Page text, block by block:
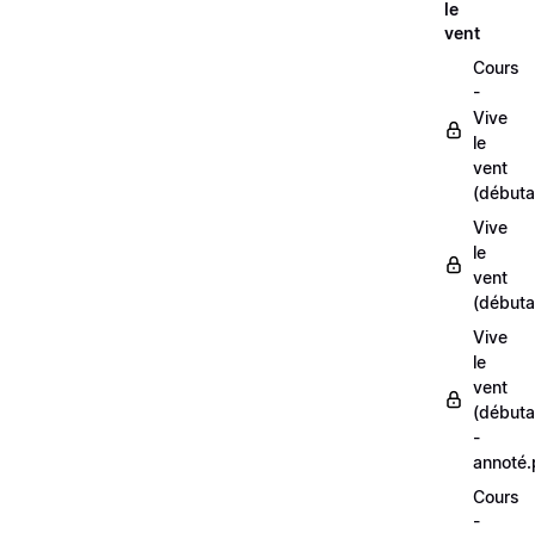
le
vent
Cours
-
Vive
le
vent
Vive
le
vent
Vive
le
vent
-
Cours
-